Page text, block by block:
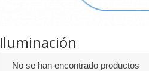
Iluminación
No se han encontrado productos